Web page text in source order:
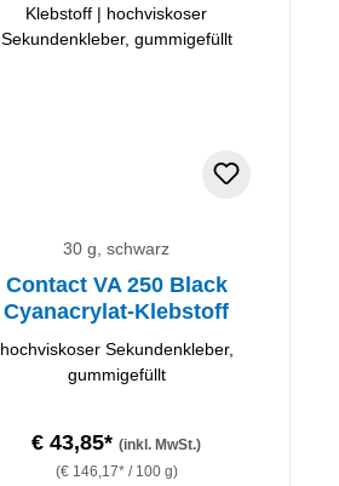
30 g, schwarz
Contact VA 250 Black
Cyanacrylat-Klebstoff
hochviskoser Sekundenkleber,
gummigefüllt
€ 43,85*(inkl. MwSt.)
(€ 146,17* / 100 g)